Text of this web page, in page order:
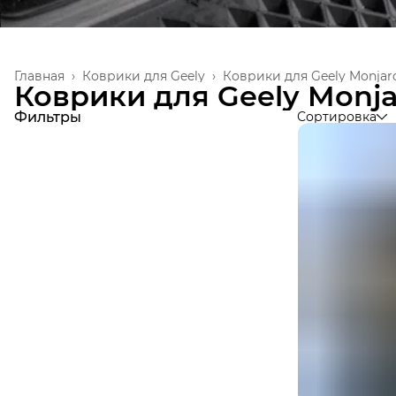
Коврики для Geely
Коврики для Geely ›
Главная ›
Коврики для Geely
Фильтры Сортировка